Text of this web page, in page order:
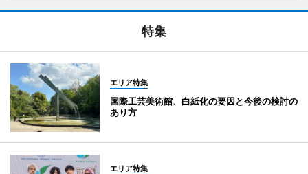
特集
エリア特集
国際工芸美術館、白紙化の要因と今後の検討の
あり方
エリア特集